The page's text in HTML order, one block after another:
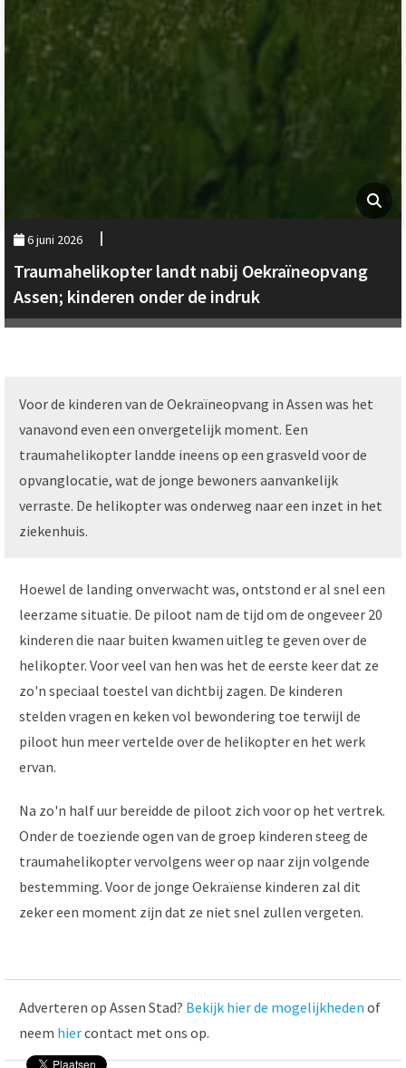
6 juni 2026
Traumahelikopter landt nabij Oekraïneopvang
Assen; kinderen onder de indruk
Voor de kinderen van de Oekraïneopvang in Assen was het
vanavond even een onvergetelijk moment. Een
traumahelikopter landde ineens op een grasveld voor de
opvanglocatie, wat de jonge bewoners aanvankelijk
verraste. De helikopter was onderweg naar een inzet in het
ziekenhuis.
Hoewel de landing onverwacht was, ontstond er al snel een
leerzame situatie. De piloot nam de tijd om de ongeveer 20
kinderen die naar buiten kwamen uitleg te geven over de
helikopter. Voor veel van hen was het de eerste keer dat ze
zo'n speciaal toestel van dichtbij zagen. De kinderen
stelden vragen en keken vol bewondering toe terwijl de
piloot hun meer vertelde over de helikopter en het werk
ervan.
Na zo'n half uur bereidde de piloot zich voor op het vertrek.
Onder de toeziende ogen van de groep kinderen steeg de
traumahelikopter vervolgens weer op naar zijn volgende
bestemming. Voor de jonge Oekraïense kinderen zal dit
zeker een moment zijn dat ze niet snel zullen vergeten.
Adverteren op Assen Stad? Bekijk hier de mogelijkheden of
neem hiercontact met ons op.